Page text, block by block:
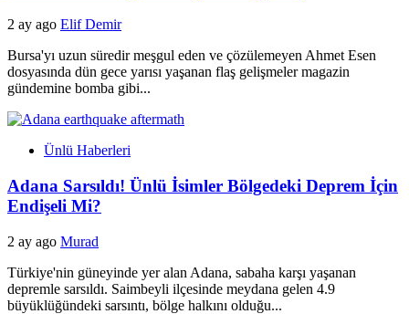
2 ay ago Elif Demir
Bursa'yı uzun süredir meşgul eden ve çözülemeyen Ahmet Esen
dosyasında dün gece yarısı yaşanan flaş gelişmeler magazin
gündemine bomba gibi...
Ünlü Haberleri
Adana Sarsıldı! Ünlü İsimler Bölgedeki Deprem İçin
Endişeli Mi?
2 ay ago Murad
Türkiye'nin güneyinde yer alan Adana, sabaha karşı yaşanan
depremle sarsıldı. Saimbeyli ilçesinde meydana gelen 4.9
büyüklüğündeki sarsıntı, bölge halkını olduğu...